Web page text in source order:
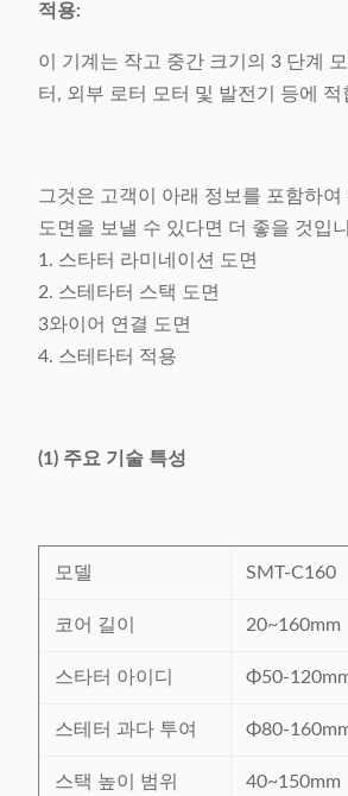
적용:
이 기계는 작고 중간 크기의 3 단계
터, 외부 로터 모터 및 발전기 등에 적
그것은 고객이 아래 정보를 포함하
도면을 보낼 수 있다면 더 좋을 것입
1. 스타터 라미네이션 도면
2. 스테타터 스택 도면
3와이어 연결 도면
4. 스테타터 적용
(1) 주요 기술 특성
모델 SMT-C160
코어 길이 20~160mm
스타터 아이디 Φ50-
스테터 과다 투여 Φ80-
스택 높이 범위 40~150mm